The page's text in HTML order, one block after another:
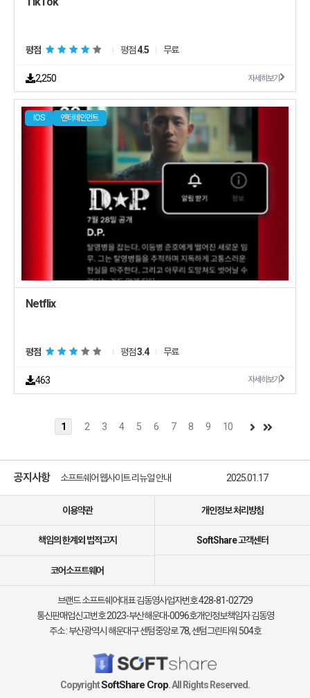
평점 평점4.5 무료
2,250 자세히보기
IOS 엔터테인먼트
Netflix
평점 평점3.4 무료
463 자세히보기
1 2 3 4 5 6 7 8 9 10
공지사항
소프트쉐어 신규 소프트웨어 추가 안내
소프트쉐어 웹사이트 리뉴얼 안내
2025.01.17
소프트쉐어 신규 소프트웨어 추가 안내
2025.01.17
이용약관
개인정보 처리방침
책임의 한계외 법적고지 SoftShare 고객센터
코어소프트웨어
브랜드 소프트쉐어대표 김동영사업자번호 428-81-02729
통신판매업신고번호 2023-부산해운대-0096호개인정보책임자 김동영
주소 : 부산광역시 해운대구 센텀중앙로 78, 센텀그린타워 504호
CopyrightSoftShare Crop. All Rights Reserved.